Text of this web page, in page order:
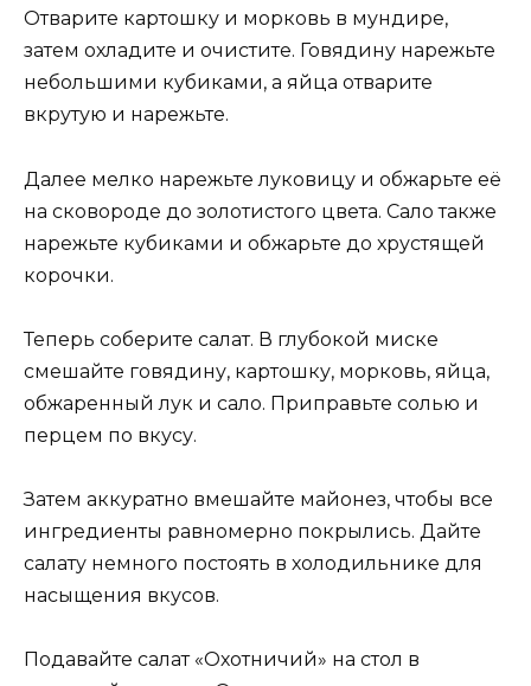
Отварите картошку и морковь в мундире,
затем охладите и очистите. Говядину нарежьте
небольшими кубиками, а яйца отварите
вкрутую и нарежьте.
Далее мелко нарежьте луковицу и обжарьте её
на сковороде до золотистого цвета. Сало также
нарежьте кубиками и обжарьте до хрустящей
корочки.
Теперь соберите салат. В глубокой миске
смешайте говядину, картошку, морковь, яйца,
обжаренный лук и сало. Приправьте солью и
перцем по вкусу.
Затем аккуратно вмешайте майонез, чтобы все
ингредиенты равномерно покрылись. Дайте
салату немного постоять в холодильнике для
насыщения вкусов.
Подавайте салат «Охотничий» на стол в